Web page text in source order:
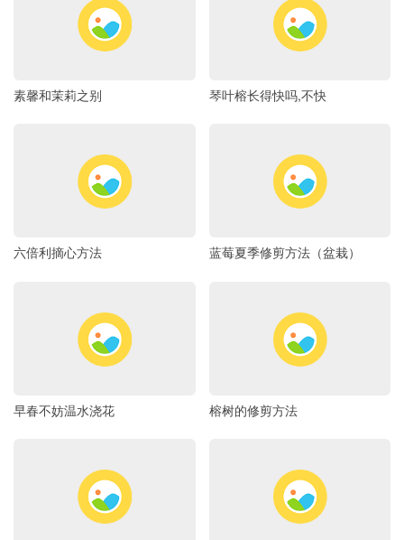
素馨和茉莉之别 琴叶榕长得快吗,不快
六倍利摘心方法 蓝莓夏季修剪方法（盆栽）
早春不妨温水浇花 榕树的修剪方法